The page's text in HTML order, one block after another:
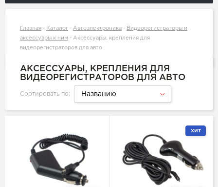
Главная - Каталог - Автоэлектроника - Видеорегистраторы и
аксессуары к ним - Аксессуары, крепления для
видеорегистраторов для авто
АКСЕССУАРЫ, КРЕПЛЕНИЯ ДЛЯ
ВИДЕОРЕГИСТРАТОРОВ ДЛЯ АВТО
Сортировать по: Названию
ХИТ